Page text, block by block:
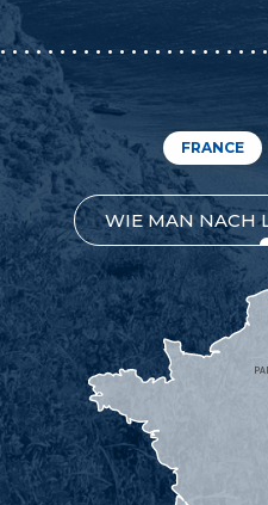
FRANCE
WIE MAN NACH